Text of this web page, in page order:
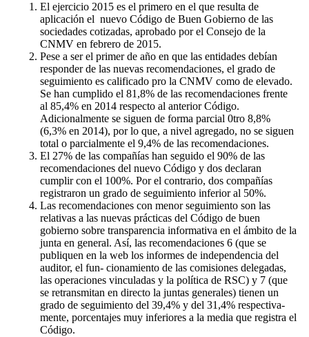
El ejercicio 2015 es el primero en el que resulta de
aplicación el nuevo Código de Buen Gobierno de las
sociedades cotizadas, aprobado por el Consejo de la
CNMV en febrero de 2015.
Pese a ser el primer de año en que las entidades debían
responder de las nuevas recomendaciones, el grado de
seguimiento es calificado pro la CNMV como de elevado.
Se han cumplido el 81,8% de las recomendaciones frente
al 85,4% en 2014 respecto al anterior Código.
Adicionalmente se siguen de forma parcial 0tro 8,8%
(6,3% en 2014), por lo que, a nivel agregado, no se siguen
total o parcialmente el 9,4% de las recomendaciones.
El 27% de las compañías han seguido el 90% de las
recomendaciones del nuevo Código y dos declaran
cumplir con el 100%. Por el contrario, dos compañías
registraron un grado de seguimiento inferior al 50%.
Las recomendaciones con menor seguimiento son las
relativas a las nuevas prácticas del Código de buen
gobierno sobre transparencia informativa en el ámbito de la
junta en general. Así, las recomendaciones 6 (que se
publiquen en la web los informes de independencia del
auditor, el fun- cionamiento de las comisiones delegadas,
las operaciones vinculadas y la política de RSC) y 7 (que
se retransmitan en directo la juntas generales) tienen un
grado de seguimiento del 39,4% y del 31,4% respectiva-
mente, porcentajes muy inferiores a la media que registra el
Código.